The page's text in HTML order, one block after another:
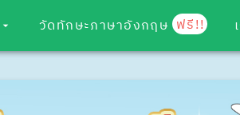
วัดทักษะภาษาอังกฤษ ฟรี!!